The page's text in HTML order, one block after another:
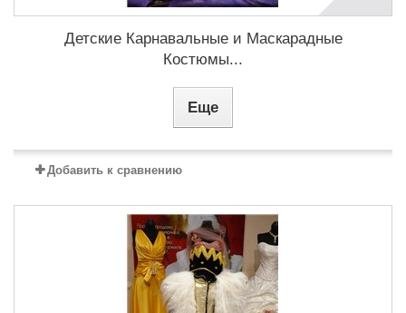
Детские Карнавальные и Маскарадные
Костюмы...
Еще
Добавить к сравнению